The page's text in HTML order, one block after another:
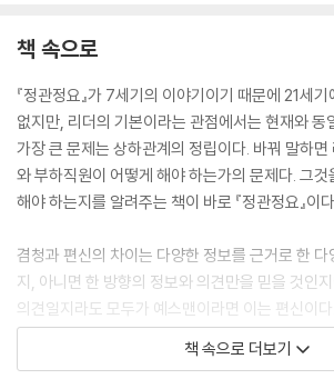
뇌물수수의 법칙
몸을 가르고 주옥을 숨기다
탐욕이 많은 자는 재물을 사랑할 줄 모르는 자다
간신도 충신으로 바꾸는 지도자
불나방 같은 탐관오리
잊어서는 안 될 ‘의’와 ‘지’
8장 ｜ 자제(自制)-정실인사를 배제하라
미신에 현혹되지 마라
책 속으로
『정관정요』가 7세기의 이야기이기 때문에 21세
없지만, 리더의 기본이라는 관점에서는 현재와 동
가장 큰 문제는 상하관계의 정립이다. 바꿔 말하
와 부하직원이 어떻게 해야 하는가의 문제다. 그
해야 하는지를 알려주는 책이 바로 『정관정요』
겸청과 편신의 차이는 다양한 정보를 근거로 한 다
지, 아니면 한 방향의 정보와 의견만을 믿을 것인
의견일지라도 모두가 예스맨이라면 이는 편신이
현명한 군주가 될 수도 있고 어리석은 군주가 될
더의 마음가짐에 달려 있는 것이다.---p.62
책 속으로 더보기